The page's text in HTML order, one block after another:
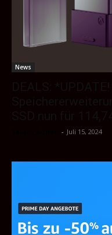
News
- Juli 15, 2024